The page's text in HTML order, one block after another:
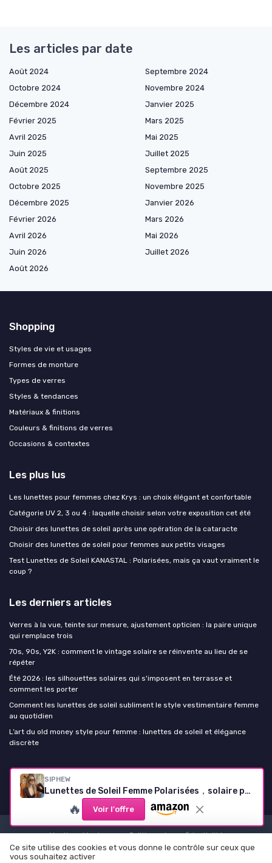
SIPHEW
Lunettes de Soleil Femme Polarisées，solaire pour lunettes de vue verres polarisants retro designer ultra légères UV400 Protection (sunglasses, marron)
🔥 Voir l'offre
Les articles par date
Août 2024
Septembre 2024
Octobre 2024
Novembre 2024
Décembre 2024
Janvier 2025
Février 2025
Mars 2025
Avril 2025
Mai 2025
Juin 2025
Juillet 2025
Août 2025
Septembre 2025
Octobre 2025
Novembre 2025
Décembre 2025
Janvier 2026
Février 2026
Mars 2026
Avril 2026
Mai 2026
Juin 2026
Juillet 2026
Août 2026
Shopping
Styles de vie et usages
Formes de monture
Types de verres
Styles & tendances
Matériaux & finitions
Couleurs & finitions de verres
Occasions & contextes
Les plus lus
Les lunettes pour femmes chez Krys : un choix élégant et confortable
Catégorie UV 2, 3 ou 4 : laquelle choisir selon votre exposition cet été
Choisir des lunettes de soleil après une opération de la cataracte
Choisir des lunettes de soleil pour femmes aux petits visages
Test Lunettes de Soleil KANASTAL : Polarisées, mais ça vaut vraiment le
coup ?
Les derniers articles
Verres à la vue, teinte sur mesure, ajustement opticien : la paire unique
qui remplace trois
70s, 90s, Y2K : comment le vintage solaire se réinvente au lieu de se
répéter
Été 2026 : les silhouettes solaires qui s'imposent en terrasse et
comment les porter
Comment les lunettes de soleil subliment le style vestimentaire femme
au quotidien
L’art du old money style pour femme : lunettes de soleil et élégance
discrète
Lunettes de soleil Femme
Mentions légales
Politique de confidentialité
© Lunettes de soleil Femme 2026
Ce site utilise des cookies et vous donne le contrôle sur ceux que
vous souhaitez activer